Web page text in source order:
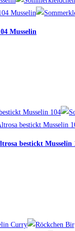
Musselin
bestickt Musselin